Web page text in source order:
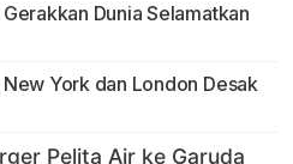
Dunia Selamatkan
York dan London Desak